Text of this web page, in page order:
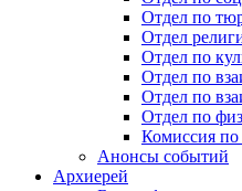
Отдел по
Отдел
Отдел по
Отдел по
Отдел по
Отдел по
Комиссия по
Анонсы событий
Архиерей